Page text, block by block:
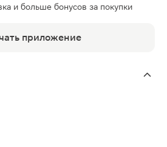
и больше бонусов за покупки
приложение